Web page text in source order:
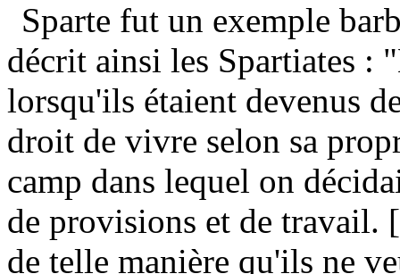
Sparte fut un exemple
décrit ainsi les Spartiates :
lorsqu'ils étaient devenus
droit de vivre selon sa
camp dans lequel on
de provisions et de travail.
de telle manière qu'ils ne